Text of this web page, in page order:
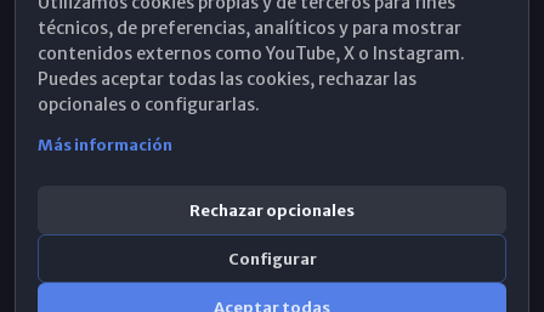
técnicos, de preferencias, analíticos y para mostrar
contenidos externos como YouTube, X o Instagram.
Puedes aceptar todas las cookies, rechazar las
opcionales o configurarlas.
Más información
Rechazar opcionales
Configurar
Aceptar todas